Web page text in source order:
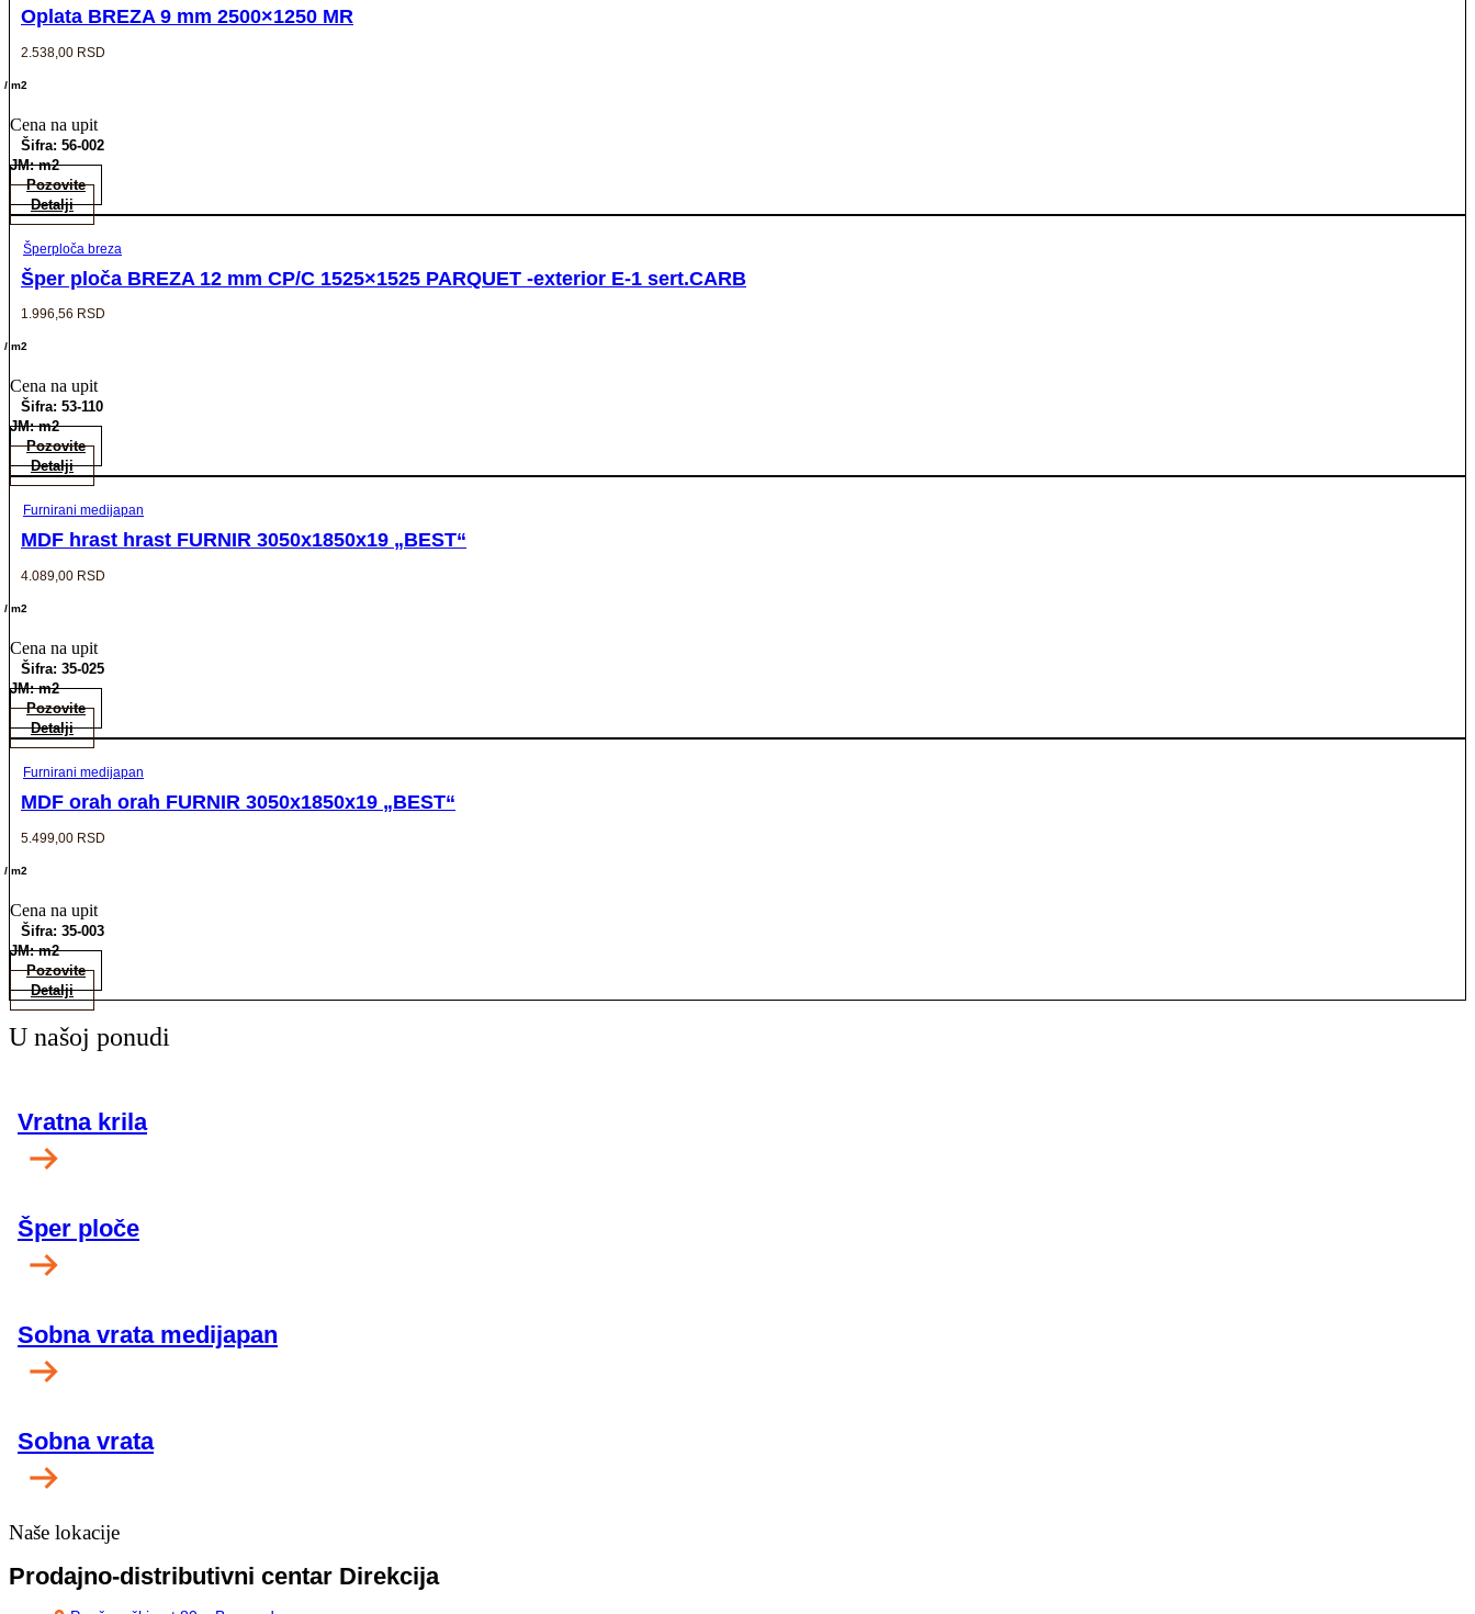
Oplata BREZA 9 mm 2500×1250 MR
2.538,00 RSD
/ m2
Cena na upit
Šifra: 56-002
JM: m2
Pozovite
Detalji
Šperploča breza
Šper ploča BREZA 12 mm CP/C 1525×1525 PARQUET -exterior E-1 sert.CARB
1.996,56 RSD
/ m2
Cena na upit
Šifra: 53-110
JM: m2
Pozovite
Detalji
Furnirani medijapan
MDF hrast hrast FURNIR 3050x1850x19 „BEST“
4.089,00 RSD
/ m2
Cena na upit
Šifra: 35-025
JM: m2
Pozovite
Detalji
Furnirani medijapan
MDF orah orah FURNIR 3050x1850x19 „BEST“
5.499,00 RSD
/ m2
Cena na upit
Šifra: 35-003
JM: m2
Pozovite
Detalji
U našoj ponudi
Vratna krila
Šper ploče
Sobna vrata medijapan
Sobna vrata
Naše lokacije
Prodajno-distributivni centar Direkcija